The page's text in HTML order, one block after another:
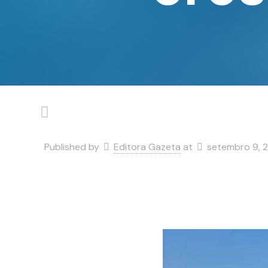
Published by Editora Gazeta at setembro 9,